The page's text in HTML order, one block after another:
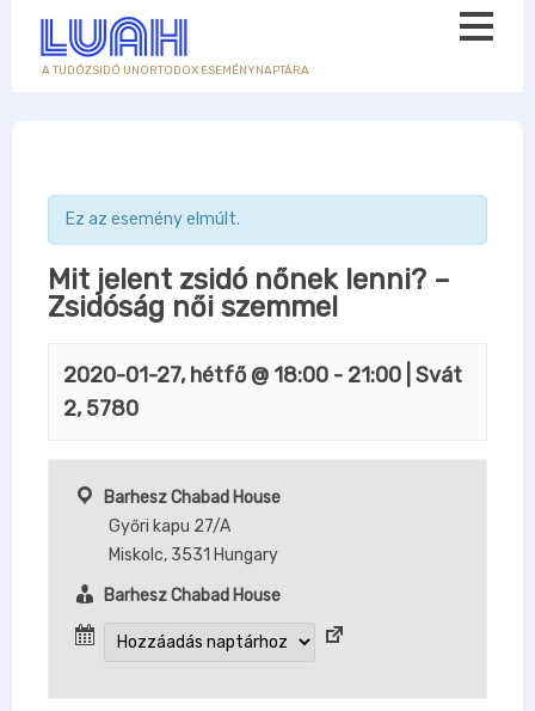
A TUDÓZSIDÓ UNORTODOX ESEMÉNYNAPTÁRA
Ez az esemény elmúlt.
Mit jelent zsidó nőnek lenni? –
Zsidóság női szemmel
2020-01-27, hétfő @ 18:00 - 21:00 | Svát
2, 5780
Barhesz Chabad House
Győri kapu 27/A
Miskolc, 3531 Hungary
Barhesz Chabad House